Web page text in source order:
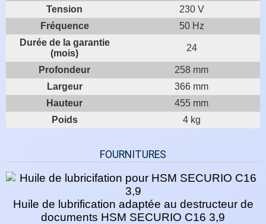
Tension
230 V
Fréquence
50 Hz
Durée de la garantie
(mois)
24
Profondeur
258 mm
Largeur
366 mm
Hauteur
455 mm
Poids
4 kg
FOURNITURES
Huile de lubrification adaptée au destructeur de
documents HSM SECURIO C16 3,9